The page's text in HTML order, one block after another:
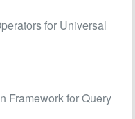
for Universal
Framework for Query